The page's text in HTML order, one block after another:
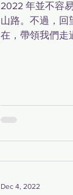
2022 年並不容
山路。不過，回
在，帶領我們走
Dec 4, 2022